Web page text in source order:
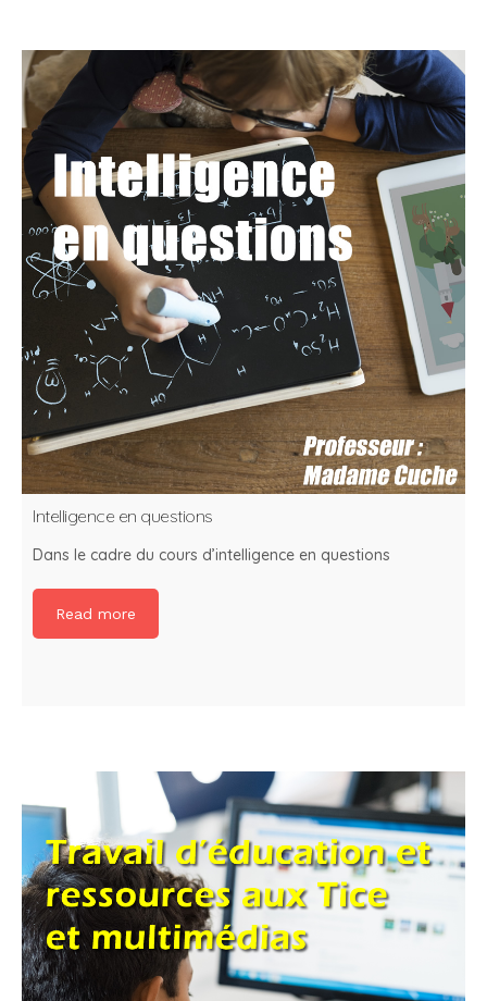
Intelligence en questions
Dans le cadre du cours d’intelligence en questions
Read more